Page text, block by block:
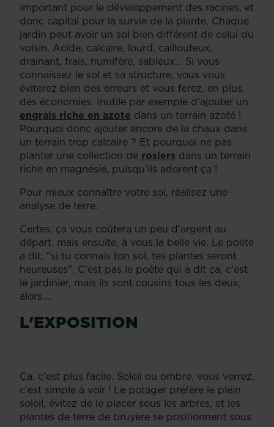
Important pour le développement des racines, et
donc capital pour la survie de la plante. Chaque
jardin peut avoir un sol bien différent de celui du
voisin. Acide, calcaire, lourd, caillouteux,
drainant, frais, humifère, sableux... Si vous
connaissez le sol et sa structure, vous vous
éviterez bien des erreurs et vous ferez, en plus,
des économies. Inutile par exemple d’ajouter un
engrais riche en azote dans un terrain azoté !
Pourquoi donc ajouter encore de la chaux dans
un terrain trop calcaire ? Et pourquoi ne pas
planter une collection de rosiers dans un terrain
riche en magnésie, puisqu’ils adorent ça !
Pour mieux connaître votre sol, réalisez une
analyse de terre.
Certes, ça vous coûtera un peu d’argent au
départ, mais ensuite, à vous la belle vie. Le poète
a dit, "si tu connais ton sol, tes plantes seront
heureuses". C'est pas le poète qui a dit ça, c'est
le jardinier, mais ils sont cousins tous les deux,
alors....
L'EXPOSITION
Ça, c'est plus facile. Soleil ou ombre, vous verrez,
c'est simple à voir ! Le potager préfère le plein
soleil, évitez de le placer sous les arbres, et les
plantes de terre de bruyère se positionnent sous